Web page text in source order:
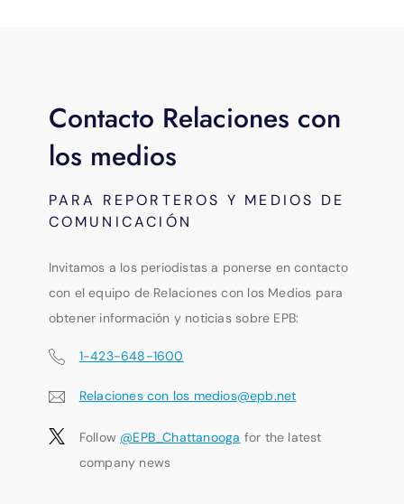
Contacto Relaciones con
los medios
PARA REPORTEROS Y MEDIOS DE
COMUNICACIÓN
Invitamos a los periodistas a ponerse en contacto
con el equipo de Relaciones con los Medios para
obtener información y noticias sobre EPB:
1-423-648-1600
Relaciones con los medios@epb.net
Follow @EPB_Chattanooga for the latest
company news